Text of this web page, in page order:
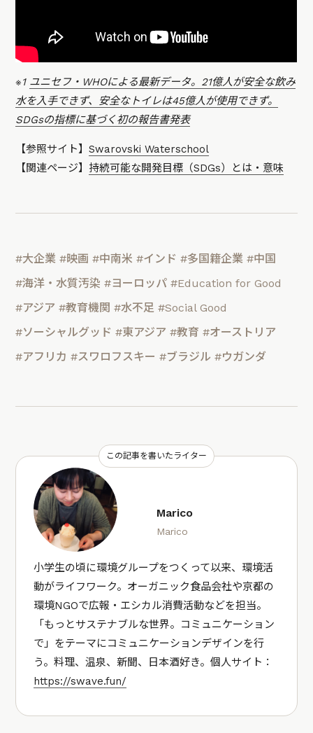
※1 ユニセフ・WHOによる最新データ。21億人が安全な飲み
水を入手できず、安全なトイレは45億人が使用できず。
SDGsの指標に基づく初の報告書発表
【参照サイト】Swarovski Waterschool
【関連ページ】 持続可能な開発目標（SDGs）とは・意味
#大企業 #映画 #中南米 #インド #多国籍企業 #中国
#海洋・水質汚染 #ヨーロッパ #Education for Good
#アジア #教育機関 #水不足 #Social Good
#ソーシャルグッド #東アジア #教育 #オーストリア
#アフリカ #スワロフスキー #ブラジル #ウガンダ
この記事を書いたライター
Marico
Marico
小学生の頃に環境グループをつくって以来、環境活
動がライフワーク。オーガニック食品会社や京都の
環境NGOで広報・エシカル消費活動などを担当。
「もっとサステナブルな世界。コミュニケーション
で」をテーマにコミュニケーションデザインを行
う。料理、温泉、新聞、日本酒好き。個人サイト：
https://swave.fun/